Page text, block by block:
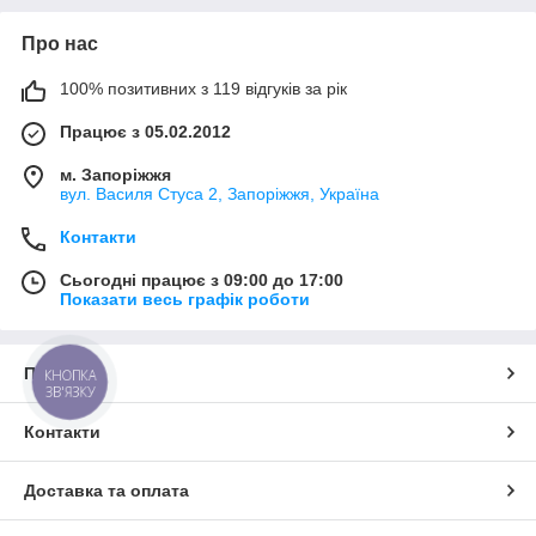
Про нас
100% позитивних з 119 відгуків за рік
Працює з 05.02.2012
м. Запоріжжя
вул. Василя Стуса 2, Запоріжжя, Україна
Контакти
Сьогодні працює з 09:00 до 17:00
Показати весь графік роботи
Про нас
Контакти
Доставка та оплата
КНОПКА
ЗВ'ЯЗКУ